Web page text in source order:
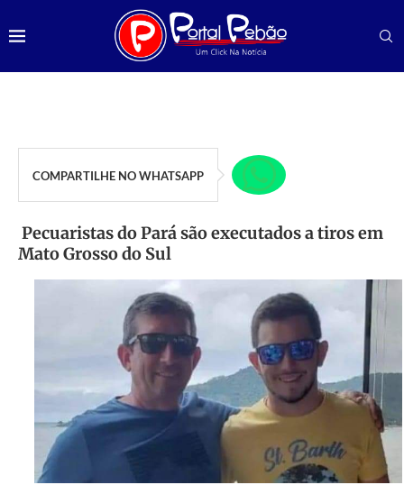
COMPARTILHE NO WHATSAPP
Pecuaristas do Pará são executados a tiros em
Mato Grosso do Sul